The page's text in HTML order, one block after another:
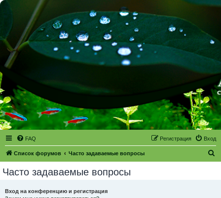
FAQ Вход
Регистрация
Список форумов Часто задаваемые вопросы
Часто задаваемые вопросы
Вход на конференцию и регистрация